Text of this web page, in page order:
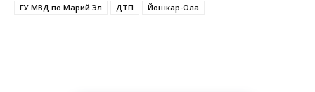
ГУ МВД по Марий Эл ДТП Йошкар-Ола